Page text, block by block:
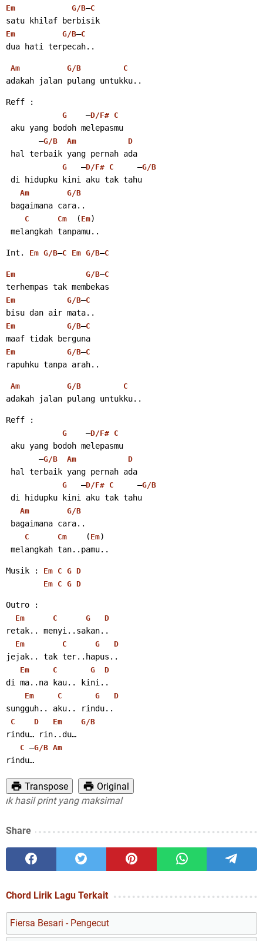
Em G/B–C
satu khilaf berbisik
Em G/B–C
dua hati terpecah..
Am G/B C
adakah jalan pulang untukku..
Reff :
G
    –
D/F# C
aku yang bodoh melepasmu
       –
G/B Am D
hal terbaik yang pernah ada
G
   –
D/F# C
     –
G/B
di hidupku kini aku tak tahu
Am G/B
bagaimana cara..
C Cm
  (
Em)
melangkah tanpamu..
Int. Em G/B–C Em G/B–C
Em G/B–C
terhempas tak membekas
Em G/B–C
bisu dan air mata..
Em G/B–C
maaf tidak berguna
Em G/B–C
rapuhku tanpa arah..
Am G/B C
adakah jalan pulang untukku..
Reff :
G
    –
D/F# C
aku yang bodoh melepasmu
       –
G/B Am D
hal terbaik yang pernah ada
G
   –
D/F# C
     –
G/B
di hidupku kini aku tak tahu
Am G/B
bagaimana cara..
C Cm
    (
Em)
melangkah tan..pamu..
Musik : Em C G D
Em C G D
Outro :
Em C G D
retak.. menyi..sakan..
Em C G D
jejak.. tak ter..hapus..
Em C G D
di ma..na kau.. kini..
Em C G D
sungguh.. aku.. rindu..
C D Em G/B
rindu… rin..du…
C –G/B Am
rindu…
Transpose
Original
print yang maksimal
Share
Chord Lirik Lagu Terkait
Fiersa Besari - Pengecut